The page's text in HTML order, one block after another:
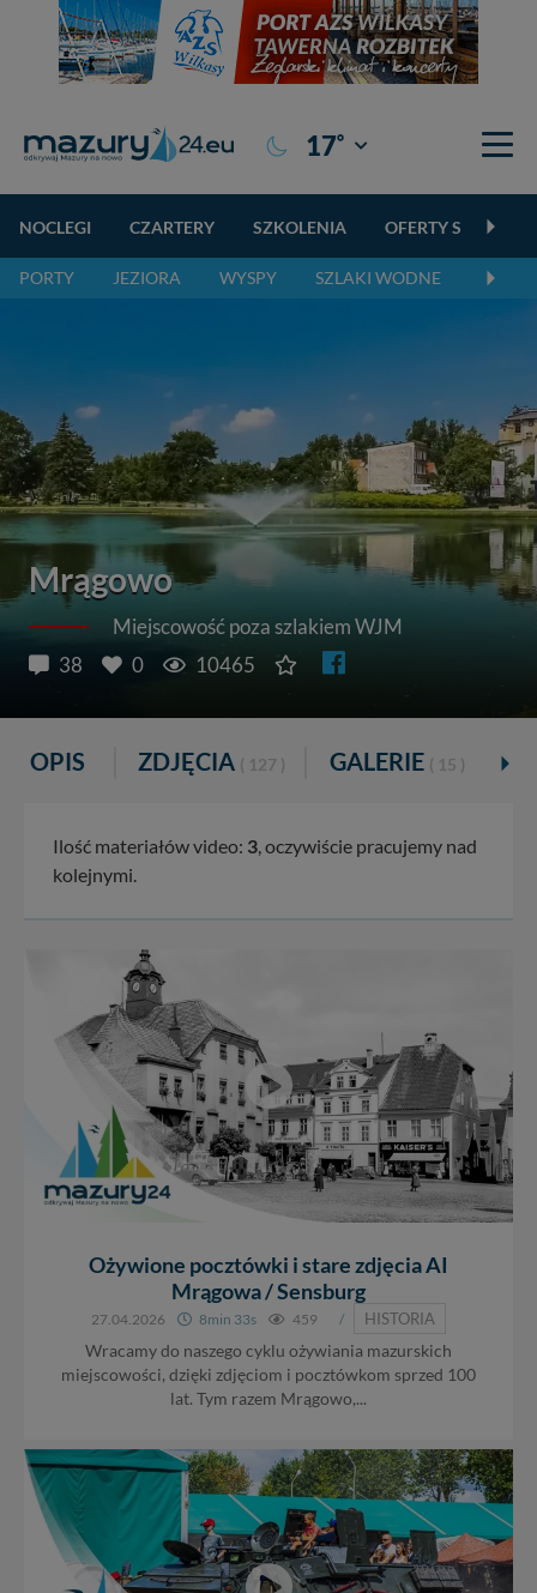
17° Giżycko
NOCLEGI CZARTERY SZKOLENIA OFERTY
PORTY JEZIORA WYSPY SZLAKI WODNE
Mrągowo
Miejscowość poza szlakiem WJM
38
0 10465
OPIS ZDJĘCIA ( 127 ) GALERIE ( 15 )
Ilość materiałów video: 3, oczywiście pracujemy nad
kolejnymi.
Ożywione pocztówki i stare zdjęcia AI
Mrągowa / Sensburg
27.04.2026 8min 33s 459 /
HISTORIA
Wracamy do naszego cyklu ożywiania mazurskich
miejscowości, dzięki zdjęciom i pocztówkom sprzed 100
lat. Tym razem Mrągowo,...